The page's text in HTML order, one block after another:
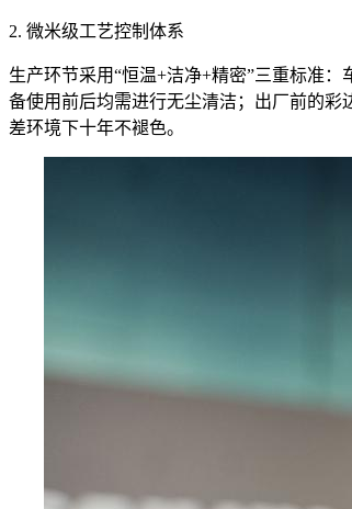
2. 微米级工艺控制体系
生产环节采用“恒温+洁净+精密”三重标准
备使用前后均需进行无尘清洁；出厂前的
差环境下十年不褪色。